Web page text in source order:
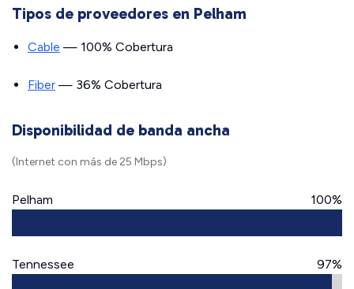
Tipos de proveedores en Pelham
Cable — 100% Cobertura
Fiber — 36% Cobertura
Disponibilidad de banda ancha
(Internet con más de 25 Mbps)
Pelham 100%
Tennessee 97%